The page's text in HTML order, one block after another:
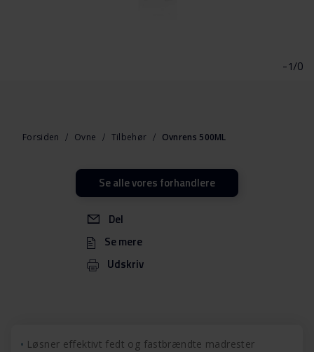
-1/0
Forsiden Ovne Tilbehør Ovnrens 500ML
Del
Se mere
Udskriv
Se alle vores forhandlere
Løsner effektivt fedt og fastbrændte madrester